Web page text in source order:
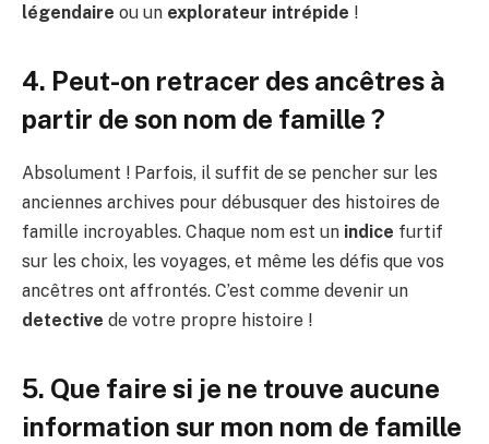
légendaire ou un explorateur intrépide !
4. Peut-on retracer des ancêtres à
partir de son nom de famille ?
Absolument ! Parfois, il suffit de se pencher sur les
anciennes archives pour débusquer des histoires de
famille incroyables. Chaque nom est un indice furtif
sur les choix, les voyages, et même les défis que vos
ancêtres ont affrontés. C’est comme devenir un
detective de votre propre histoire !
5. Que faire si je ne trouve aucune
information sur mon nom de famille